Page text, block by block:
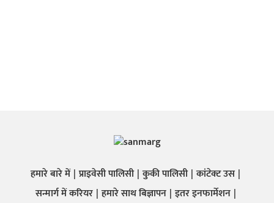
हमारे बारे में प्राइवेसी पालिसी कुकी पालिसी कांटेक्ट उस
सन्मार्ग में करियर हमारे साथ बिज्ञापन इतर इनफार्मेशन